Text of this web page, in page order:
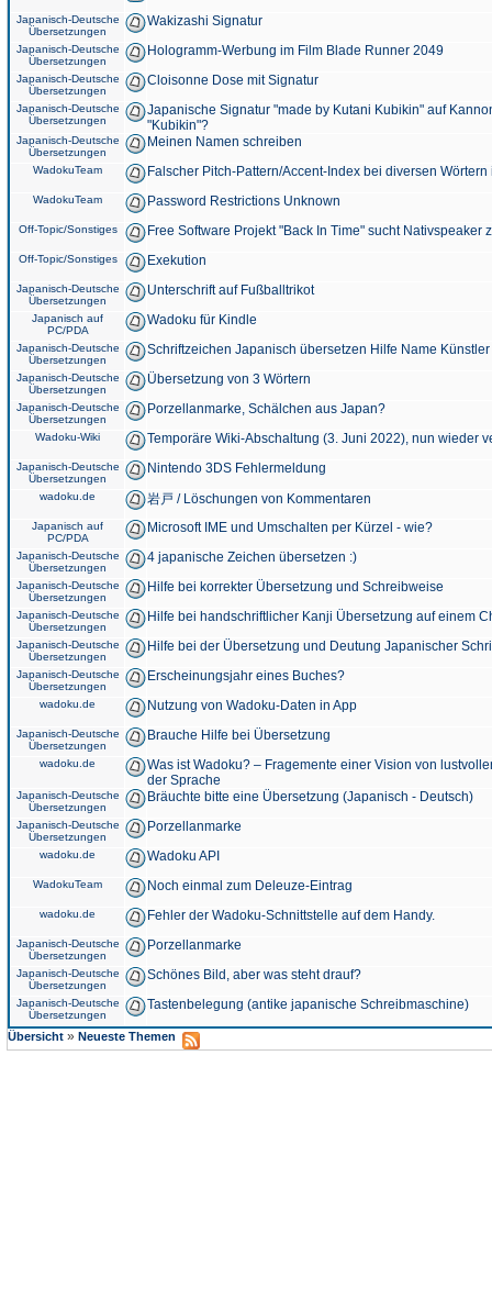
Japanisch-Deutsche
Übersetzungen
Wakizashi Signatur
Japanisch-Deutsche
Übersetzungen
Hologramm-Werbung im Film Blade Runner 2049
Japanisch-Deutsche
Übersetzungen
Cloisonne Dose mit Signatur
Japanisch-Deutsche
Übersetzungen
Japanische Signatur "made by Kutani Kubikin" auf
"Kubikin"?
Japanisch-Deutsche
Übersetzungen
Meinen Namen schreiben
WadokuTeam Falscher Pitch-Pattern/Accent-Index bei diversen
WadokuTeam Password Restrictions Unknown
Off-Topic/Sonstiges Free Software Projekt "Back In Time" sucht Nativspeaker
Off-Topic/Sonstiges Exekution
Japanisch-Deutsche
Übersetzungen
Unterschrift auf Fußballtrikot
Japanisch auf
PC/PDA
Wadoku für Kindle
Japanisch-Deutsche
Übersetzungen
Schriftzeichen Japanisch übersetzen Hilfe Name
Japanisch-Deutsche
Übersetzungen
Übersetzung von 3 Wörtern
Japanisch-Deutsche
Übersetzungen
Porzellanmarke, Schälchen aus Japan?
Wadoku-Wiki Temporäre Wiki-Abschaltung (3. Juni 2022), nun wieder
Japanisch-Deutsche
Übersetzungen
Nintendo 3DS Fehlermeldung
wadoku.de 岩戸 / Löschungen von Kommentaren
Japanisch auf
PC/PDA
Microsoft IME und Umschalten per Kürzel - wie?
Japanisch-Deutsche
Übersetzungen
4 japanische Zeichen übersetzen :)
Japanisch-Deutsche
Übersetzungen
Hilfe bei korrekter Übersetzung und Schreibweise
Japanisch-Deutsche
Übersetzungen
Hilfe bei handschriftlicher Kanji Übersetzung auf einem
Japanisch-Deutsche
Übersetzungen
Hilfe bei der Übersetzung und Deutung Japanischer
Japanisch-Deutsche
Übersetzungen
Erscheinungsjahr eines Buches?
wadoku.de Nutzung von Wadoku-Daten in App
Japanisch-Deutsche
Übersetzungen
Brauche Hilfe bei Übersetzung
wadoku.de
Was ist Wadoku? – Fragemente einer Vision von
der Sprache
Japanisch-Deutsche
Übersetzungen
Bräuchte bitte eine Übersetzung (Japanisch - Deutsch)
Japanisch-Deutsche
Übersetzungen
Porzellanmarke
wadoku.de Wadoku API
WadokuTeam Noch einmal zum Deleuze-Eintrag
wadoku.de Fehler der Wadoku-Schnittstelle auf dem Handy.
Japanisch-Deutsche
Übersetzungen
Porzellanmarke
Japanisch-Deutsche
Übersetzungen
Schönes Bild, aber was steht drauf?
Japanisch-Deutsche
Übersetzungen
Tastenbelegung (antike japanische Schreibmaschine)
Übersicht » Neueste Themen